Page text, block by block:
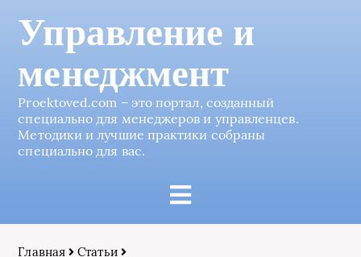
Управление и
менеджмент
Proektoved.com – это портал, созданный
специально для менеджеров и управленцев.
Методики и лучшие практики собраны
специально для вас.
Главная Статьи